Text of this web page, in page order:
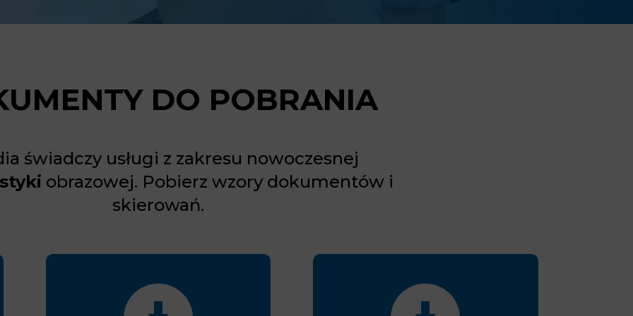
DO POBRANIA
świadczy usługi z zakresu nowoczesnej
obrazowej. Pobierz wzory dokumentów i
skierowań.